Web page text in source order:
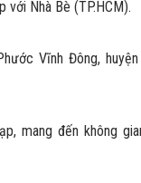
Nhà Bè (TP.HCM).
Vĩnh Đông, huyện
mang đến không